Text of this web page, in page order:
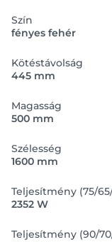
Szín
fényes fehér
Kötéstávolság
445 mm
Magasság
500 mm
Szélesség
1600 mm
Teljesítmény (75/
2352 W
Teljesítmény (90/